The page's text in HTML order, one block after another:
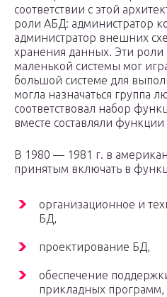
соответствии с этой
роли АБД: администратор
администратор внешних
хранения данных. Эти роли
маленькой системы мог
большой системе для
могла назначаться группа
соответствовал набор
вместе составляли
В 1980 — 1981 г. в
принятым включать в
организационное и
БД,
проектирование БД,
обеспечение
прикладных программ,